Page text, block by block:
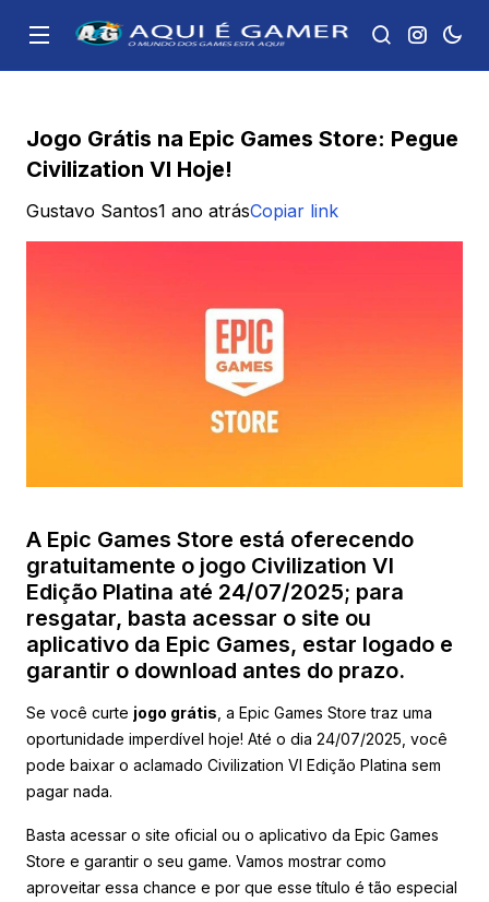
Jogo Grátis na Epic Games Store: Pegue
Civilization VI Hoje!
Gustavo Santos1 ano atrásCopiar link
A Epic Games Store está oferecendo
gratuitamente o jogo Civilization VI
Edição Platina até 24/07/2025; para
resgatar, basta acessar o site ou
aplicativo da Epic Games, estar logado e
garantir o download antes do prazo.
Se você curte jogo grátis , a Epic Games Store traz uma
oportunidade imperdível hoje! Até o dia 24/07/2025, você
pode baixar o aclamado Civilization VI Edição Platina sem
pagar nada.
Basta acessar o site oficial ou o aplicativo da Epic Games
Store e garantir o seu game. Vamos mostrar como
aproveitar essa chance e por que esse título é tão especial